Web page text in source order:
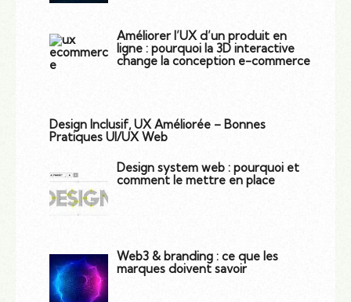
Améliorer l’UX d’un produit en
ligne : pourquoi la 3D interactive
change la conception e-commerce
Design Inclusif, UX Améliorée – Bonnes
Pratiques UI/UX Web
Design system web : pourquoi et
comment le mettre en place
Web3 & branding : ce que les
marques doivent savoir